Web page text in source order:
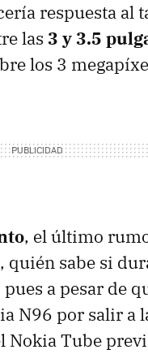
respuesta al
las 3 y 3.5
los 3
, el último
, quién sabe si
a pesar de
N96 por salir a
Nokia Tube